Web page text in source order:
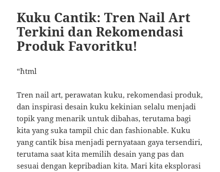
Kuku Cantik: Tren Nail Art
Terkini dan Rekomendasi
Produk Favoritku!
“`html
Tren nail art, perawatan kuku, rekomendasi produk,
dan inspirasi desain kuku kekinian selalu menjadi
topik yang menarik untuk dibahas, terutama bagi
kita yang suka tampil chic dan fashionable. Kuku
yang cantik bisa menjadi pernyataan gaya tersendiri,
terutama saat kita memilih desain yang pas dan
sesuai dengan kepribadian kita. Mari kita eksplorasi